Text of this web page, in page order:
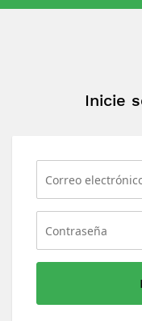
Inicie